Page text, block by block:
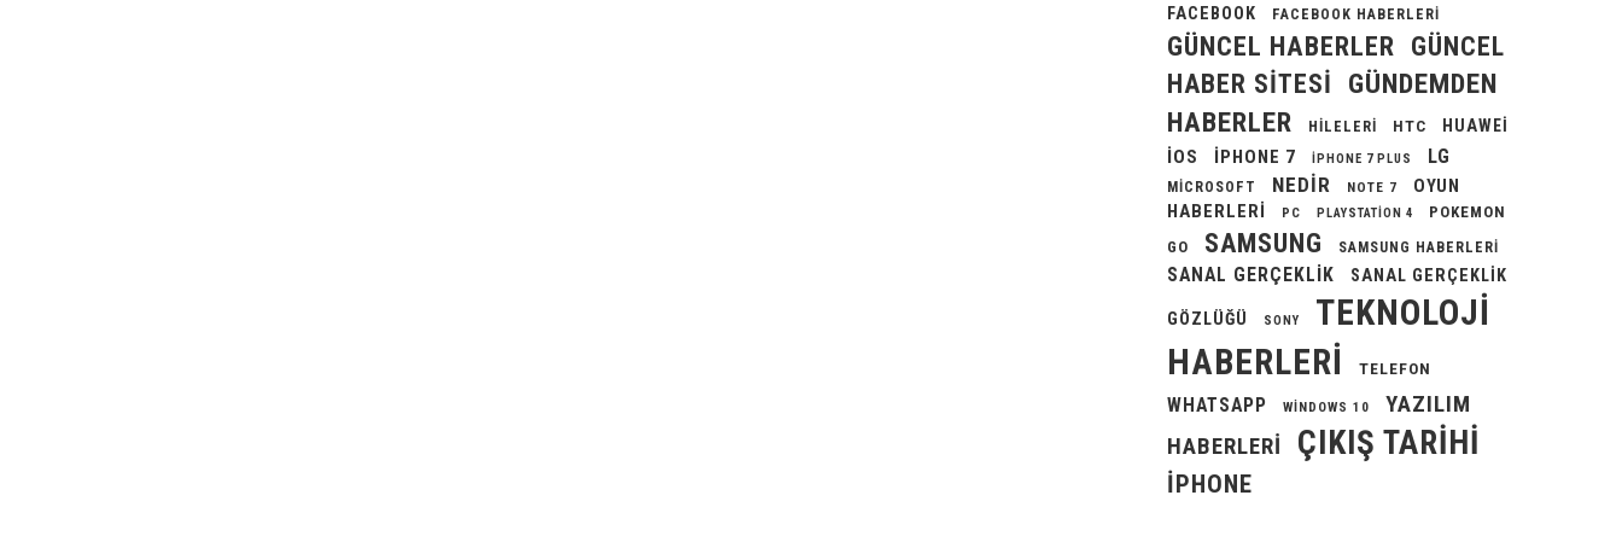
FACEBOOK FACEBOOK HABERLERI
GÜNCEL HABERLER
GÜNCEL
HABER SITESI
GÜNDEMDEN
HABERLER
HILELERI HTC HUAWEI
IOS IPHONE 7 IPHONE 7 PLUS LG
MICROSOFT NEDIR NOTE 7
OYUN
HABERLERI
PC PLAYSTATION 4
POKEMON
GO
SAMSUNG SAMSUNG HABERLERI
SANAL GERÇEKLIK SANAL GERÇEKLIK
GÖZLÜĞÜ SONY
TEKNOLOJI
HABERLERI
TELEFON
WHATSAPP WINDOWS 10
YAZILIM
HABERLERI
ÇIKIŞ TARIHI
İPHONE